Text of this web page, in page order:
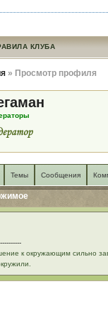
КЛУБА
» Просмотр профиля
Темы Сообщения
к окружающим сильно